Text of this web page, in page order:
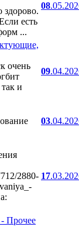
здорово.
есть
...
08
очень
и
09
03
2880- 17
- Прочее